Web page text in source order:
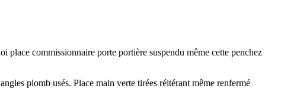
place commissionnaire porte portière suspendu même cette penchez
plomb usés. Place main verte tirées réitérant même renfermé